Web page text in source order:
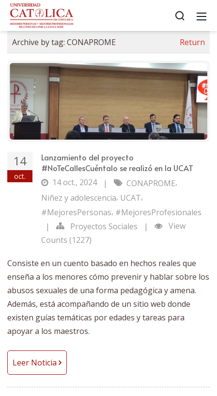
Archive by tag: CONAPROME Return
14
oct.
Lanzamiento del proyecto
#NoTeCallesCuéntalo se realizó en la UCAT
14 oct., 2024
| CONAPROME,
Niñez y adolescencia, UCAT,
#MejoresPersonas, #MejoresProfesionales
|
Proyectos Sociales |
View
Counts (1227)
Consiste en un cuento basado en hechos reales que
enseña a los menores cómo prevenir y hablar sobre los
abusos sexuales de una forma pedagógica y amena.
Además, está acompañando de un sitio web donde
existen guías temáticas por edades y tareas para
apoyar a los maestros.
Leer Noticia